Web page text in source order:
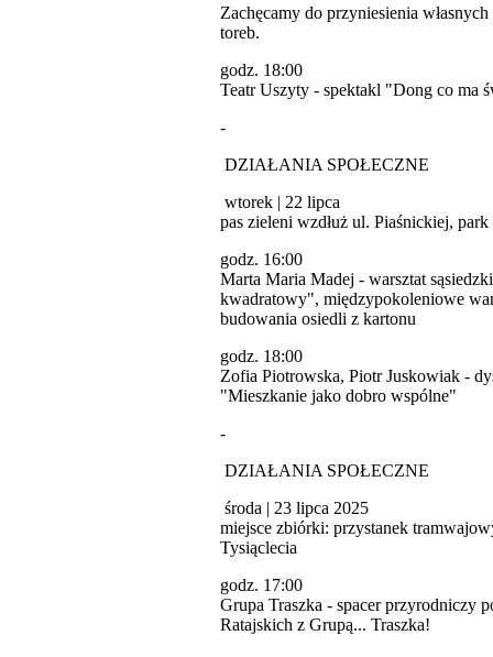
Zachęcamy do przyniesienia
toreb.
godz. 18:00
Teatr Uszyty - spektakl "Dong co ma
-
DZIAŁANIA SPOŁECZNE
wtorek | 22 lipca
pas zieleni wzdłuż ul. Piaśnickiej,
godz. 16:00
Marta Maria Madej - warsztat
kwadratowy", międzypokoleniowe
budowania osiedli z kartonu
godz. 18:00
Zofia Piotrowska, Piotr Juskowiak -
"Mieszkanie jako dobro wspólne"
-
DZIAŁANIA SPOŁECZNE
środa | 23 lipca 2025
miejsce zbiórki: przystanek
Tysiąclecia
godz. 17:00
Grupa Traszka - spacer przyrodniczy
Ratajskich z Grupą... Traszka!